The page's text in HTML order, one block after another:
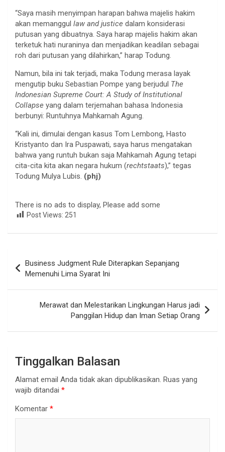
“Saya masih menyimpan harapan bahwa majelis hakim
akan memanggul law and justice dalam konsiderasi
putusan yang dibuatnya. Saya harap majelis hakim akan
terketuk hati nuraninya dan menjadikan keadilan sebagai
roh dari putusan yang dilahirkan,” harap Todung.
Namun, bila ini tak terjadi, maka Todung merasa layak
mengutip buku Sebastian Pompe yang berjudul The
Indonesian Supreme Court: A Study of Institutional
Collapse yang dalam terjemahan bahasa Indonesia
berbunyi: Runtuhnya Mahkamah Agung.
“Kali ini, dimulai dengan kasus Tom Lembong, Hasto
Kristyanto dan Ira Puspawati, saya harus mengatakan
bahwa yang runtuh bukan saja Mahkamah Agung tetapi
cita-cita kita akan negara hukum (rechtstaats),” tegas
Todung Mulya Lubis. (phj)
There is no ads to display, Please add some
Post Views: 251
pos
Business Judgment Rule Diterapkan Sepanjang
Memenuhi Lima Syarat Ini
Merawat dan Melestarikan Lingkungan Harus jadi
Panggilan Hidup dan Iman Setiap Orang
Tinggalkan Balasan
Alamat email Anda tidak akan dipublikasikan. Ruas yang
wajib ditandai *
Komentar *